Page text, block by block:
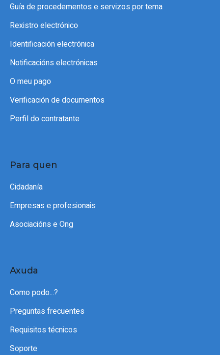
Guía de procedementos e servizos por tema
Rexistro electrónico
Identificación electrónica
Notificacións electrónicas
O meu pago
Verificación de documentos
Perfil do contratante
Para quen
Cidadanía
Empresas e profesionais
Asociacións e Ong
Axuda
Como podo...?
Preguntas frecuentes
Requisitos técnicos
Soporte